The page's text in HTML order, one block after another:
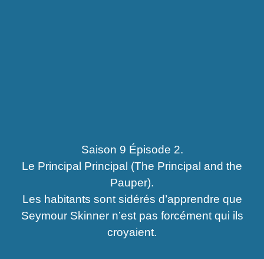
Saison 9 Épisode 2.
Le Principal Principal (The Principal and the
Pauper).
Les habitants sont sidérés d’apprendre que
Seymour Skinner n’est pas forcément qui ils
croyaient.